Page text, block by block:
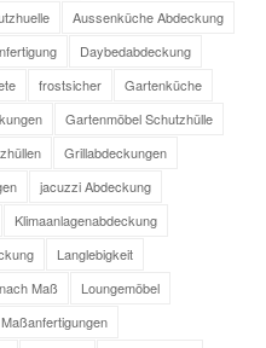
Aussenküche Abdeckung
Daybedabdeckung
frostsicher
Gartenküche
Gartenmöbel Schutzhülle
Grillabdeckungen
jacuzzi Abdeckung
Klimaanlagenabdeckung
Langlebigkeit
Maß
Loungemöbel
Maßanfertigungen